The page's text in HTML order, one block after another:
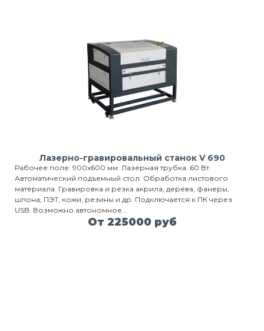
Лазерно-гравировальный станок V 690
Рабочее поле: 900х600 мм. Лазерная трубка: 60 Вт.
Автоматический подъемный стол. Обработка листового
материала. Гравировка и резка акрила, дерева, фанеры,
шпона, ПЭТ, кожи, резины и др. Подключается к ПК через
USB. Возможно автономное...
От 225000 руб